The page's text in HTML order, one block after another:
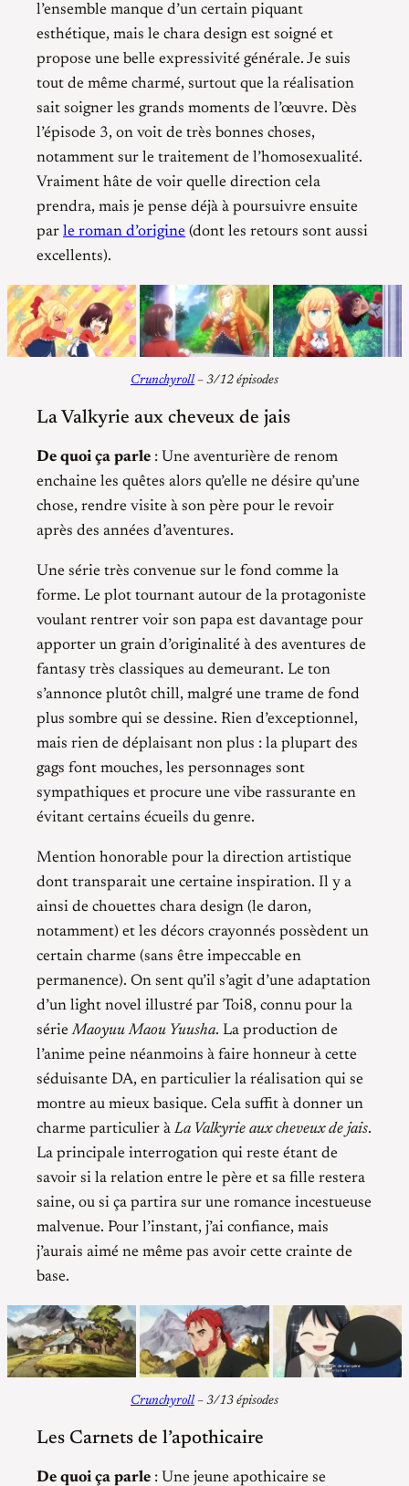
l’ensemble manque d’un certain piquant
esthétique, mais le chara design est soigné et
propose une belle expressivité générale. Je suis
tout de même charmé, surtout que la réalisation
sait soigner les grands moments de l’œuvre. Dès
l’épisode 3, on voit de très bonnes choses,
notamment sur le traitement de l’homosexualité.
Vraiment hâte de voir quelle direction cela
prendra, mais je pense déjà à poursuivre ensuite
par le roman d’origine (dont les retours sont aussi
excellents).
Crunchyroll – 3/12 épisodes
La Valkyrie aux cheveux de jais
De quoi ça parle : Une aventurière de renom
enchaine les quêtes alors qu’elle ne désire qu’une
chose, rendre visite à son père pour le revoir
après des années d’aventures.
Une série très convenue sur le fond comme la
forme. Le plot tournant autour de la protagoniste
voulant rentrer voir son papa est davantage pour
apporter un grain d’originalité à des aventures de
fantasy très classiques au demeurant. Le ton
s’annonce plutôt chill, malgré une trame de fond
plus sombre qui se dessine. Rien d’exceptionnel,
mais rien de déplaisant non plus : la plupart des
gags font mouches, les personnages sont
sympathiques et procure une vibe rassurante en
évitant certains écueils du genre.
Mention honorable pour la direction artistique
dont transparait une certaine inspiration. Il y a
ainsi de chouettes chara design (le daron,
notamment) et les décors crayonnés possèdent un
certain charme (sans être impeccable en
permanence). On sent qu’il s’agit d’une adaptation
d’un light novel illustré par Toi8, connu pour la
sérieMaoyuu Maou Yuusha. La production de
l’anime peine néanmoins à faire honneur à cette
séduisante DA, en particulier la réalisation qui se
montre au mieux basique. Cela suffit à donner un
charme particulier à La Valkyrie aux cheveux de jais.
La principale interrogation qui reste étant de
savoir si la relation entre le père et sa fille restera
saine, ou si ça partira sur une romance incestueuse
malvenue. Pour l’instant, j’ai confiance, mais
j’aurais aimé ne même pas avoir cette crainte de
base.
Crunchyroll – 3/13 épisodes
Les Carnets de l’apothicaire
De quoi ça parle : Une jeune apothicaire se